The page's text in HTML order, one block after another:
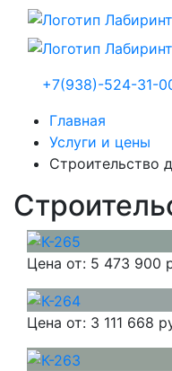
+7(938)-524-31-
Главная
Услуги и цены
Строительство
Цена от: 5 473 900
Цена от: 3 111 668